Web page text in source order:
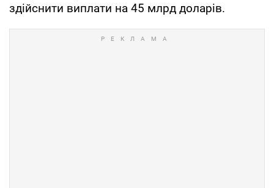
здійснити виплати на 45 млрд доларів.